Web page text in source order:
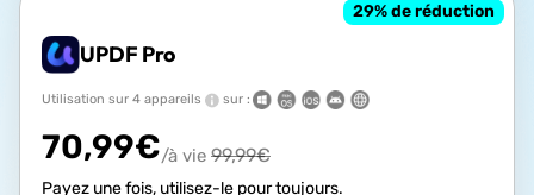
UPDF Pro
29% de réduction
Utilisation sur 4 appareils sur :
70,99€/à vie 99,99€
Payez une fois, utilisez-le pour toujours.